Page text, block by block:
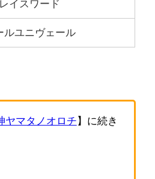
レイスワード
ルユニヴェール
ヤマタノオロチ 】に続き